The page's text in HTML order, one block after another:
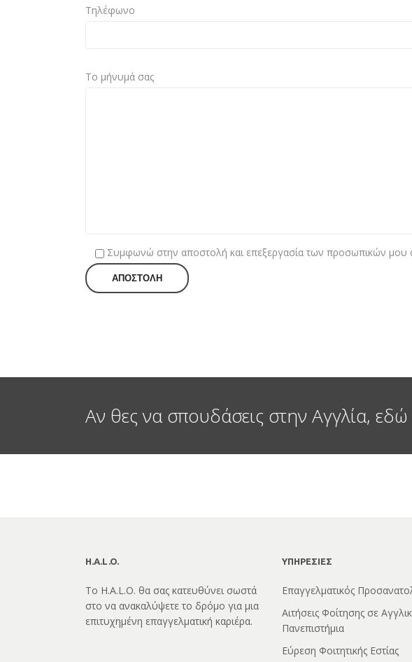
Τηλέφωνο
Το μήνυμά σας
Συμφωνώ στην αποστολή και επεξεργασία των προσωπικών μου
Αν θες να σπουδάσεις στην Αγγλία,
H.A.L.O.
Το H.A.L.O. θα σας κατευθύνει σωστά
στο να ανακαλύψετε το δρόμο για μια
επιτυχημένη επαγγελματική καριέρα.
ΥΠΗΡΕΣΙΕΣ
Επαγγελματικός
Αιτήσεις Φοίτησης σε
Πανεπιστήμια
Εύρεση Φοιτητικής Εστίας